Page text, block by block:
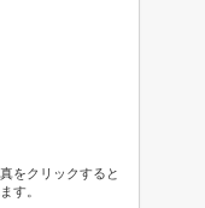
をクリックすると
す。